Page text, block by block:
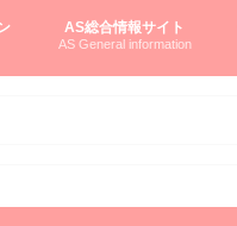
AS総合情報サイト
AS General information